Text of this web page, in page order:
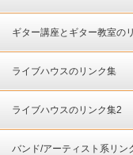
ギター講座とギター教室の
ライブハウスのリンク集
ライブハウスのリンク集2
バンド/アーティスト系リン